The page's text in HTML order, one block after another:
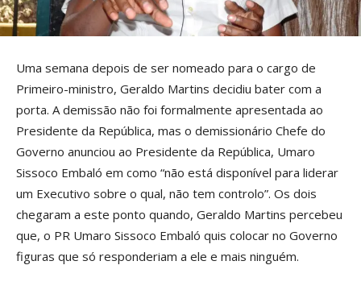
Uma semana depois de ser nomeado para o cargo de
Primeiro-ministro, Geraldo Martins decidiu bater com a
porta. A demissão não foi formalmente apresentada ao
Presidente da República, mas o demissionário Chefe do
Governo anunciou ao Presidente da República, Umaro
Sissoco Embaló em como “não está disponível para liderar
um Executivo sobre o qual, não tem controlo”. Os dois
chegaram a este ponto quando, Geraldo Martins percebeu
que, o PR Umaro Sissoco Embaló quis colocar no Governo
figuras que só responderiam a ele e mais ninguém.